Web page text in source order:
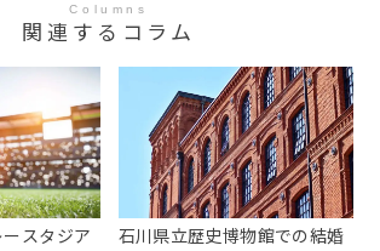
Columns
関連するコラム
スタジア
石川県立歴史博物館での結婚